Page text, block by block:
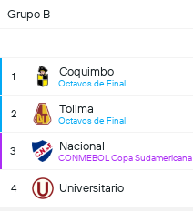
Grupo B
1 Coquimbo
Octavos de Final
2 Tolima
Octavos de Final
3 Nacional
CONMEBOL Copa Sudamericana
4 Universitario